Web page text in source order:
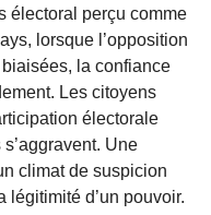
électoral perçu comme
lorsque l’opposition
la confiance
Les citoyens
électorale
Une
climat de suspicion
légitimité d’un pouvoir.